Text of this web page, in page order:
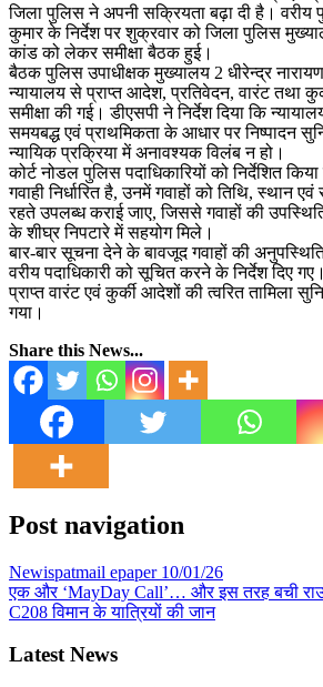
जिला पुलिस ने अपनी सक्रियता बढ़ा दी है। वरीय
कुमार के निर्देश पर शुक्रवार को जिला पुलिस
कांड को लेकर समीक्षा बैठक हुई।
बैठक पुलिस उपाधीक्षक मुख्यालय 2 धीरेन्द्र
न्यायालय से प्राप्त आदेश, प्रतिवेदन, वारंट तथा
समीक्षा की गई। डीएसपी ने निर्देश दिया कि
समयबद्ध एवं प्राथमिकता के आधार पर निष्पादन
न्यायिक प्रक्रिया में अनावश्यक विलंब न हो।
कोर्ट नोडल पुलिस पदाधिकारियों को निर्देशित
गवाही निर्धारित है, उनमें गवाहों को तिथि, स्थान
रहते उपलब्ध कराई जाए, जिससे गवाहों की
के शीघ्र निपटारे में सहयोग मिले।
बार-बार सूचना देने के बावजूद गवाहों की
वरीय पदाधिकारी को सूचित करने के निर्देश दिए
प्राप्त वारंट एवं कुर्की आदेशों की त्वरित तामिला
गया।
Share this News...
Post navigation
Newispatmail epaper 10/01/26
एक और ‘MayDay Call’… और इस तरह बची
C208 विमान के यात्रियों की जान
Latest News